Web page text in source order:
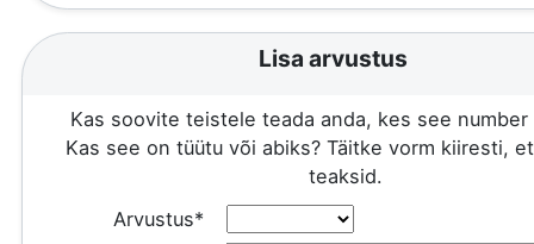
Lisa arvustus
Kas soovite teistele teada anda, kes see number
Kas see on tüütu või abiks? Täitke vorm kiiresti,
teaksid.
Arvustus*